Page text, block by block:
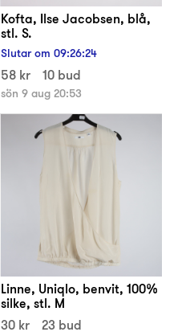
Kofta, Ilse Jacobsen, blå,
stl. S.
Slutar om 09:26:24
58 kr 10 bud
sön 9 aug 20:53
Linne, Uniqlo, benvit, 100%
silke, stl. M
30 kr
23 bud